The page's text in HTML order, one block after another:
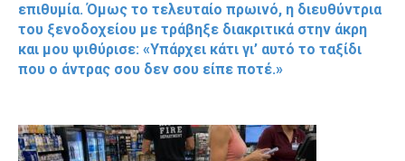
επιθυμία. Όμως το τελευταίο πρωινό, η διευθύντρια
του ξενοδοχείου με τράβηξε διακριτικά στην άκρη
και μου ψιθύρισε: «Υπάρχει κάτι γι’ αυτό το ταξίδι
που ο άντρας σου δεν σου είπε ποτέ.»